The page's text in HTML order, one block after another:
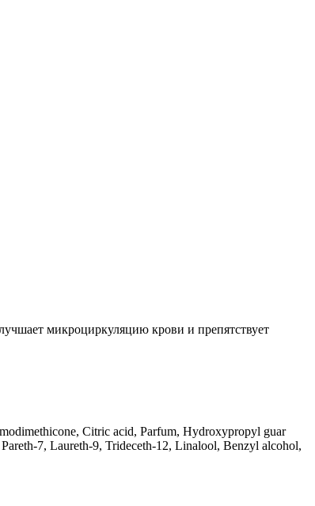
микроциркуляцию крови и препятствует
Citric acid, Parfum, Hydroxypropyl guar
7, Laureth-9, Trideceth-12, Linalool, Benzyl alcohol,